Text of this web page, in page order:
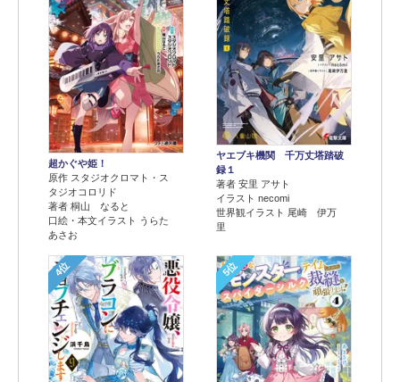
超かぐや姫！
原作 スタジオクロマト・ス
タジオコロリド
著者 桐山 なると
口絵・本文イラスト うらた
あさお
ヤエブキ機関 千万丈塔踏破
録１
著者 安里 アサト
イラスト necomi
世界観イラスト 尾崎 伊万
里
4位 5位